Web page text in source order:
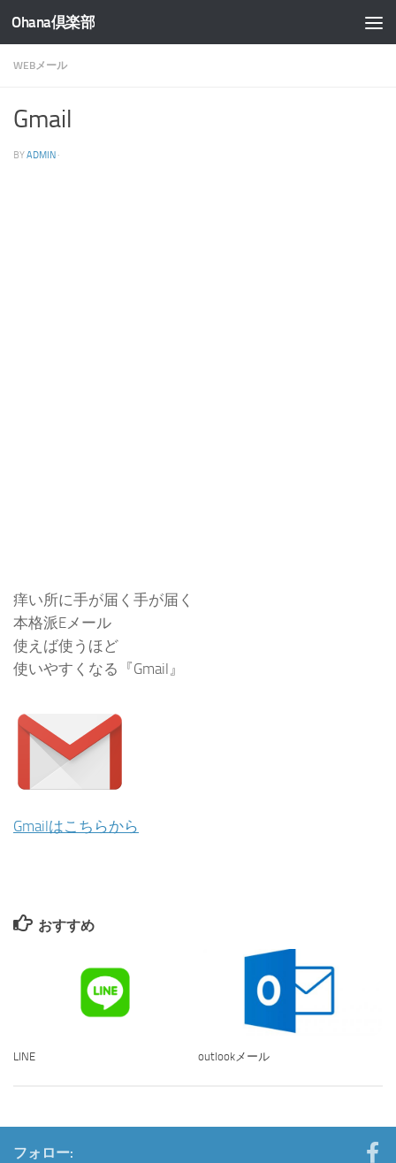
コンテンツへスキップ
Ohana倶楽部
WEBメール
Gmail
BYADMIN ·
痒い所に手が届く手が届く
本格派Eメール
使えば使うほど
使いやすくなる『Gmail』
Gmailはこちらから
おすすめ
LINE outlookメール
フォロー: